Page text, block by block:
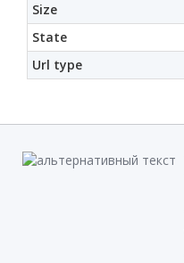
Size
State
Url type